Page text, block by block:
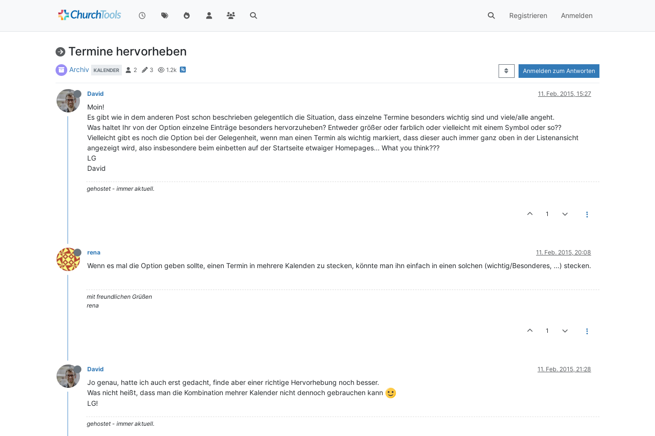
Registrieren Anmelden
Termine hervorheben
Archiv KALENDER 2 3 1.2k Anmelden zum Antworten
David 11. Feb. 2015, 15:27
Moin!
Es gibt wie in dem anderen Post schon beschrieben gelegentlich die Situation, dass einzelne Termine besonders wichtig sind und viele/alle angeht.
Was haltet Ihr von der Option einzelne Einträge besonders hervorzuheben? Entweder größer oder farblich oder vielleicht mit einem Symbol oder so??
Vielleicht gibt es noch die Option bei der Gelegenheit, wenn man einen Termin als wichtig markiert, dass dieser auch immer ganz oben in der Listenansicht
angezeigt wird, also insbesondere beim einbetten auf der Startseite etwaiger Homepages... What you think???
LG
David
gehostet - immer aktuell.
1
rena 11. Feb. 2015, 20:08
Wenn es mal die Option geben sollte, einen Termin in mehrere Kalenden zu stecken, könnte man ihn einfach in einen solchen (wichtig/Besonderes, ...) stecken.
mit freundlichen Grüßen
rena
1
David 11. Feb. 2015, 21:28
Jo genau, hatte ich auch erst gedacht, finde aber einer richtige Hervorhebung noch besser.
Was nicht heißt, dass man die Kombination mehrer Kalender nicht dennoch gebrauchen kann
LG!
gehostet - immer aktuell.